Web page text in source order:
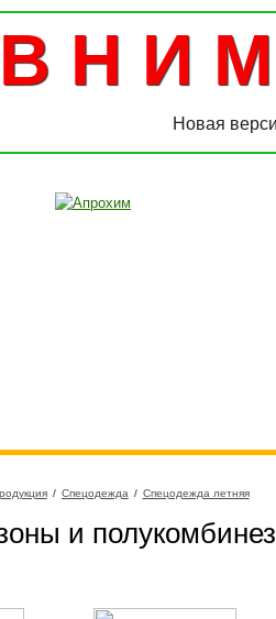
В Н И
Новая
/ Спецодежда / Спецодежда летняя
и